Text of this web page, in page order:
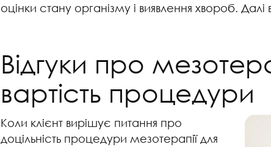
оцінки стану організму і виявлення хвороб. Далі
Відгуки про
вартість процедури
Коли клієнт вирішує питання про
доцільність процедури мезотерапії для